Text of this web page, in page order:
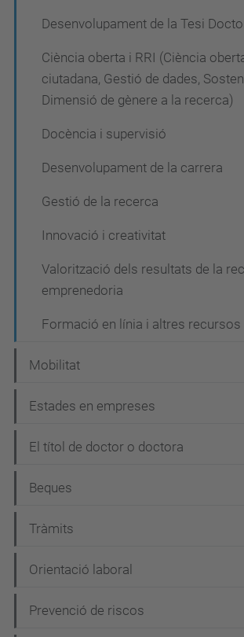
Desenvolupament de la Tesi
Ciència oberta i RRI (Ciència
ciutadana, Gestió de dades,
Dimensió de gènere a la recerca)
Docència i supervisió
Desenvolupament de la carrera
Gestió de la recerca
Innovació i creativitat
Valorització dels resultats de la
emprenedoria
Formació en línia i altres recursos
Mobilitat
Estades en empreses
El títol de doctor o doctora
Beques
Tràmits
Orientació laboral
Prevenció de riscos